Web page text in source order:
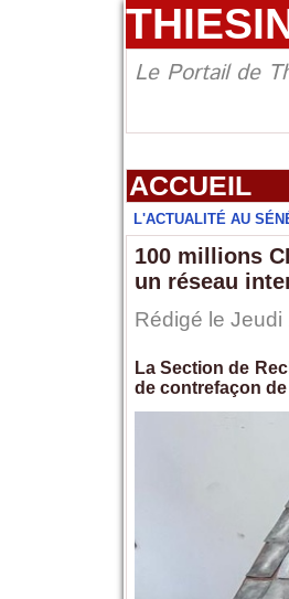
Le Portail de
ACCUEIL
L'ACTUALITÉ AU
100 millions
un réseau
Rédigé le
La Section de
de contrefaçon